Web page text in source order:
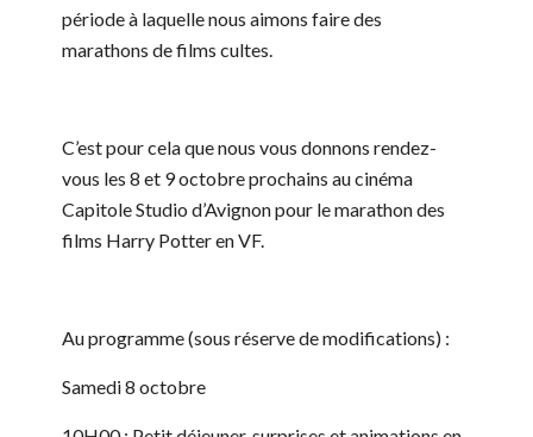
période à laquelle nous aimons faire des
marathons de films cultes.
C’est pour cela que nous vous donnons rendez-
vous les 8 et 9 octobre prochains au cinéma
Capitole Studio d’Avignon pour le marathon des
films Harry Potter en VF.
Au programme (sous réserve de modifications) :
Samedi 8 octobre